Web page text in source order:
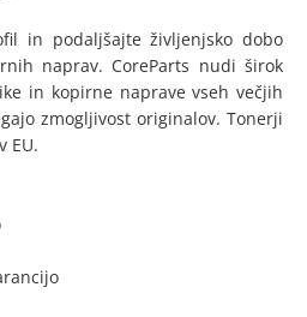
in podaljšajte življenjsko dobo
naprav. CoreParts nudi širok
in kopirne naprave vseh večjih
zmogljivost originalov. Tonerji
EU.